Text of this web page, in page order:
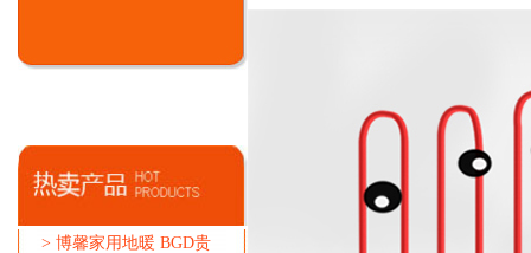
> 博馨家用地暖 BGD贵